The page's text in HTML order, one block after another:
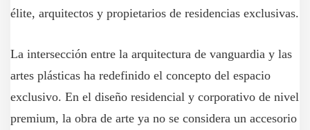
élite, arquitectos y propietarios de residencias exclusivas.
La intersección entre la arquitectura de vanguardia y las
artes plásticas ha redefinido el concepto del espacio
exclusivo. En el diseño residencial y corporativo de nivel
premium, la obra de arte ya no se considera un accesorio